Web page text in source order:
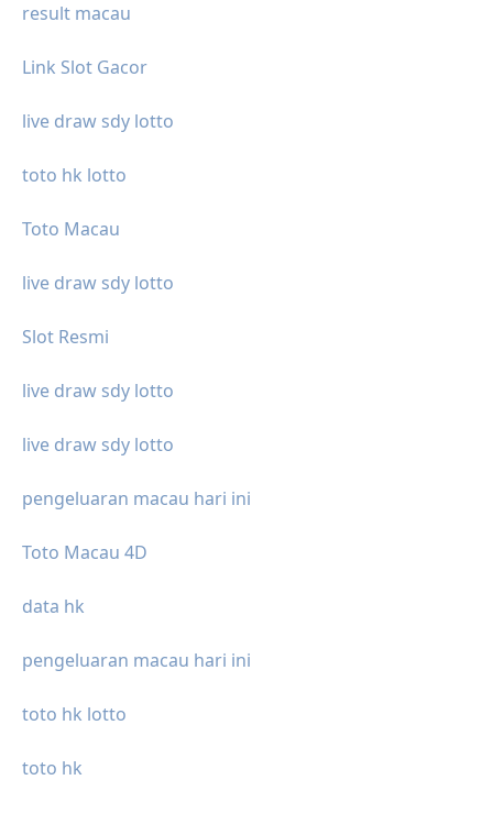
result macau
Link Slot Gacor
live draw sdy lotto
toto hk lotto
Toto Macau
live draw sdy lotto
Slot Resmi
live draw sdy lotto
live draw sdy lotto
pengeluaran macau hari ini
Toto Macau 4D
data hk
pengeluaran macau hari ini
toto hk lotto
toto hk